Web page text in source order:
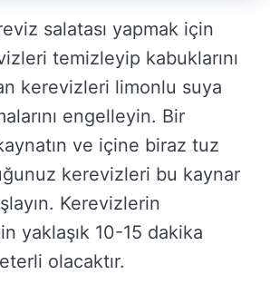
salatası yapmak için
temizleyip kabuklarını
kerevizleri limonlu suya
engelleyin. Bir
ve içine biraz tuz
kerevizleri bu kaynar
Kerevizlerin
yaklaşık 10-15 dakika
olacaktır.